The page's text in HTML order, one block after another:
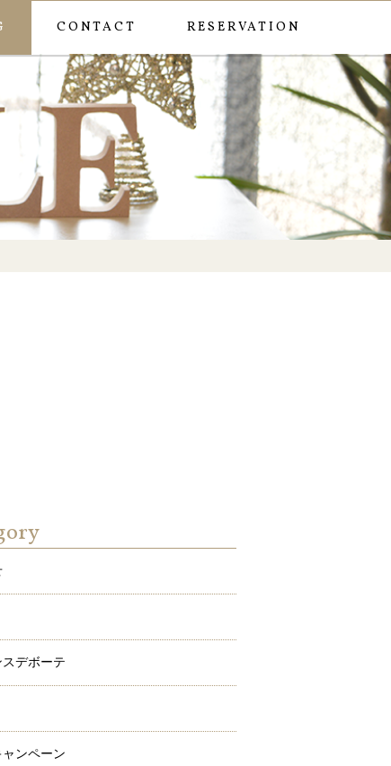
CONTACT RESERVATION
デボーテ
ャンペーン